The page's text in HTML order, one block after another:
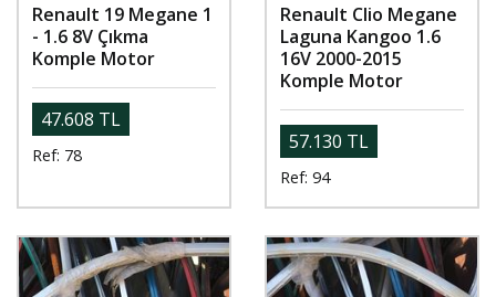
Renault 19 Megane 1
- 1.6 8V Çıkma
Komple Motor
47.608 TL
Ref: 78
Renault Clio Megane
Laguna Kangoo 1.6
16V 2000-2015
Komple Motor
57.130 TL
Ref: 94